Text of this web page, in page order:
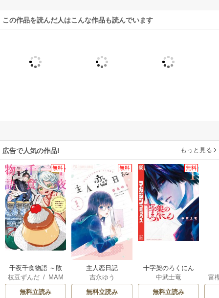
この作品を読んだ人はこんな作品も読んでいます
広告で人気の作品! もっと見る
無料
千夜千食物語 ～敗
国の姫ですが氷の
皇子殿下がどうも
枝豆ずんだ/ MAM
AKOTO
/ 鴉羽凛燈
無料立読み
無料
主人恋日記
吉永ゆう
無料立読み
無料
十字架のろくにん
中武士竜
無料立読み
富